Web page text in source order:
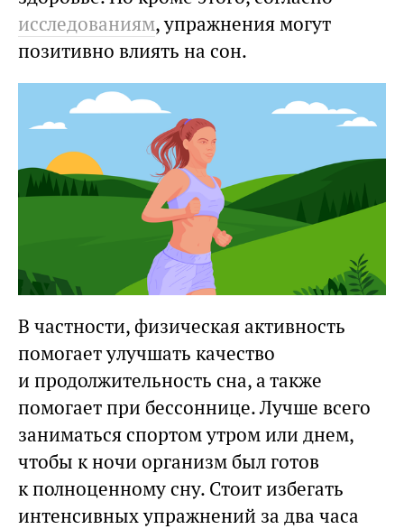
исследованиям, упражнения могут
позитивно влиять на сон.
В частности, физическая активность
помогает улучшать качество
и продолжительность сна, а также
помогает при бессоннице. Лучше всего
заниматься спортом утром или днем,
чтобы к ночи организм был готов
к полноценному сну. Стоит избегать
интенсивных упражнений за два часа